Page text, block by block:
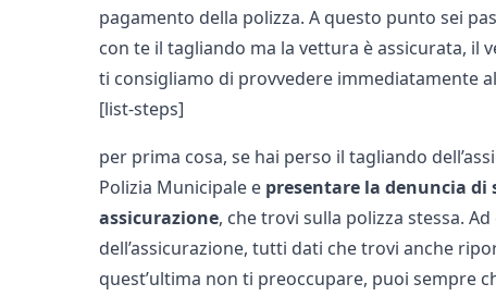
pagamento della polizza. A questo punto sei
con te il tagliando ma la vettura è assicurata, il
ti consigliamo di provvedere immediatamente
[list-steps]
per prima cosa, se hai perso il tagliando
Polizia Municipale e presentare la denuncia
assicurazione, che trovi sulla polizza stessa.
dell’assicurazione, tutti dati che trovi anche
quest’ultima non ti preoccupare, puoi sempre